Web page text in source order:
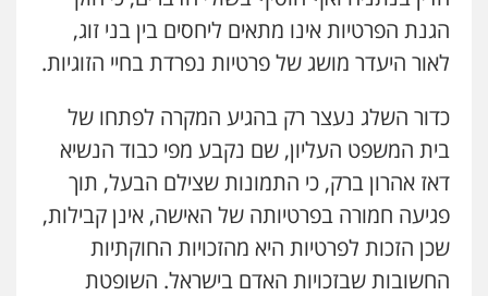
הגנת הפרטיות אינו מתאים ליחסים בין בני זוג,
לאור היעדר מושג של פרטיות נפרדת בחיי הזוגיות.
כדור השלג נעצר רק בהגיע המקרה לפתחו של
בית המשפט העליון, שם נקבע מפי כבוד הנשיא
דאז אהרון ברק, כי התמונות שצילם הבעל, תוך
פגיעה חמורה בפרטיותה של האישה, אינן קבילות,
שכן הזכות לפרטיות היא מהזכויות החוקתיות
החשובות שבזכויות האדם בישראל. השופטת